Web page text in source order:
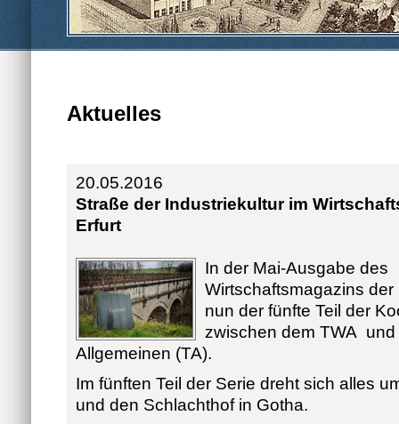
Aktuelles
20.05.2016
Straße der Industriekultur im
Erfurt
In der Mai-Ausgabe des
Wirtschaftsmagazins
nun der fünfte Teil der
zwischen dem TWA und
Allgemeinen (TA).
Im fünften Teil der Serie dreht sich alles
und den Schlachthof in Gotha.